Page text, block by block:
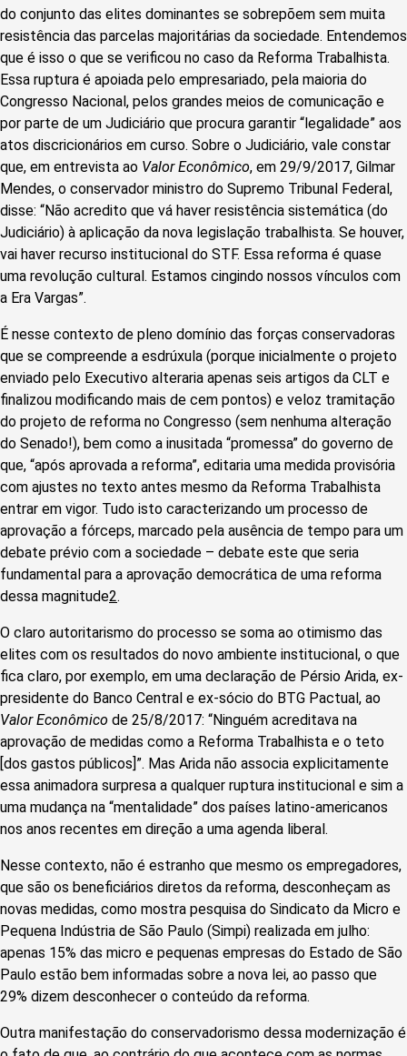
do conjunto das elites dominantes se sobrepõem sem muita
resistência das parcelas majoritárias da sociedade. Entendemos
que é isso o que se verificou no caso da Reforma Trabalhista.
Essa ruptura é apoiada pelo empresariado, pela maioria do
Congresso Nacional, pelos grandes meios de comunicação e
por parte de um Judiciário que procura garantir “legalidade” aos
atos discricionários em curso. Sobre o Judiciário, vale constar
que, em entrevista ao Valor Econômico, em 29/9/2017, Gilmar
Mendes, o conservador ministro do Supremo Tribunal Federal,
disse: “Não acredito que vá haver resistência sistemática (do
Judiciário) à aplicação da nova legislação trabalhista. Se houver,
vai haver recurso institucional do STF. Essa reforma é quase
uma revolução cultural. Estamos cingindo nossos vínculos com
a Era Vargas”.
É nesse contexto de pleno domínio das forças conservadoras
que se compreende a esdrúxula (porque inicialmente o projeto
enviado pelo Executivo alteraria apenas seis artigos da CLT e
finalizou modificando mais de cem pontos) e veloz tramitação
do projeto de reforma no Congresso (sem nenhuma alteração
do Senado!), bem como a inusitada “promessa” do governo de
que, “após aprovada a reforma”, editaria uma medida provisória
com ajustes no texto antes mesmo da Reforma Trabalhista
entrar em vigor. Tudo isto caracterizando um processo de
aprovação a fórceps, marcado pela ausência de tempo para um
debate prévio com a sociedade – debate este que seria
fundamental para a aprovação democrática de uma reforma
dessa magnitude2.
O claro autoritarismo do processo se soma ao otimismo das
elites com os resultados do novo ambiente institucional, o que
fica claro, por exemplo, em uma declaração de Pérsio Arida, ex-
presidente do Banco Central e ex-sócio do BTG Pactual, ao
Valor Econômico de 25/8/2017: “Ninguém acreditava na
aprovação de medidas como a Reforma Trabalhista e o teto
[dos gastos públicos]”. Mas Arida não associa explicitamente
essa animadora surpresa a qualquer ruptura institucional e sim a
uma mudança na “mentalidade” dos países latino-americanos
nos anos recentes em direção a uma agenda liberal.
Nesse contexto, não é estranho que mesmo os empregadores,
que são os beneficiários diretos da reforma, desconheçam as
novas medidas, como mostra pesquisa do Sindicato da Micro e
Pequena Indústria de São Paulo (Simpi) realizada em julho:
apenas 15% das micro e pequenas empresas do Estado de São
Paulo estão bem informadas sobre a nova lei, ao passo que
29% dizem desconhecer o conteúdo da reforma.
Outra manifestação do conservadorismo dessa modernização é